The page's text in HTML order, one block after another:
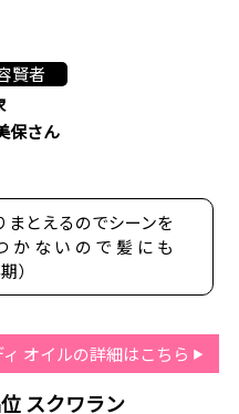
賢者
保さん
とえるのでシーンを
かないので髪にも
）
オイルの詳細はこちら
スクワラン